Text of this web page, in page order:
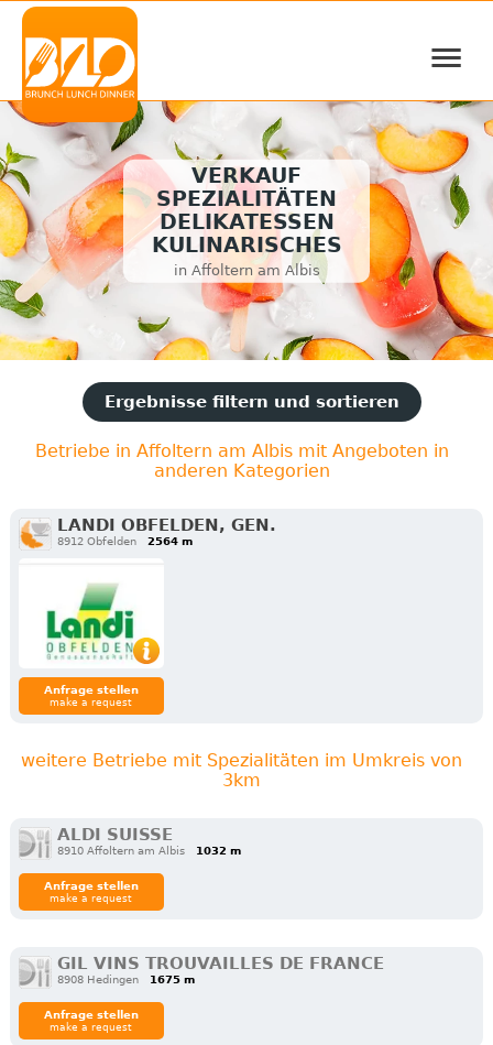
≡
VERKAUF
SPEZIALITÄTEN
DELIKATESSEN
KULINARISCHES
in Affoltern am Albis
Ergebnisse filtern und sortieren
Betriebe in Affoltern am Albis mit Angeboten in
anderen Kategorien
LANDI OBFELDEN, GEN.
8912 Obfelden 2564 m
Anfrage stellen
make a request
weitere Betriebe mit Spezialitäten im Umkreis von
3km
ALDI SUISSE
8910 Affoltern am Albis 1032 m
Anfrage stellen
make a request
GIL VINS TROUVAILLES DE FRANCE
8908 Hedingen 1675 m
Anfrage stellen
make a request